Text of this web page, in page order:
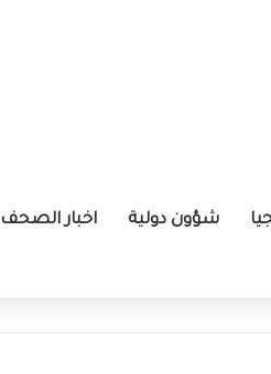
شؤون دولية اخبار الصحف
القوى بالمنطقة؟